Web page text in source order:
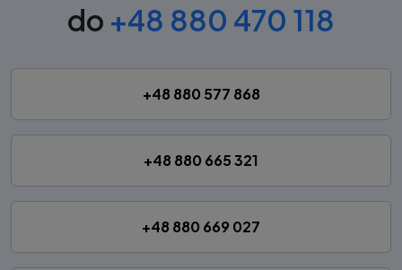
do +48 880 470 118
+48 880 577 868
+48 880 665 321
+48 880 669 027